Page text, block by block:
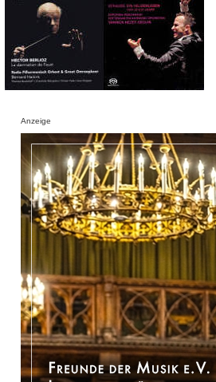
Anzeige